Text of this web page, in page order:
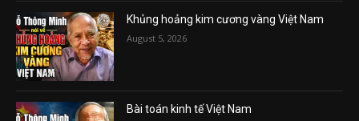
Khủng hoảng kim cương vàng Việt Nam
August 5, 2026
Bài toán kinh tế Việt Nam